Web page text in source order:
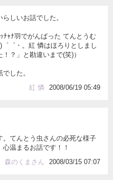
しいお話でした。
ﾁｬﾅ羽でがんばった てんとうむ
゜・。紅 憐はほろりとしまし
？」と勘違いまで(笑)）
した。
紅 憐
2008/06/19 05:49
。てんとう虫さんの必死な様子
温まるお話です！！
森のくまさん
2008/03/15 07:07